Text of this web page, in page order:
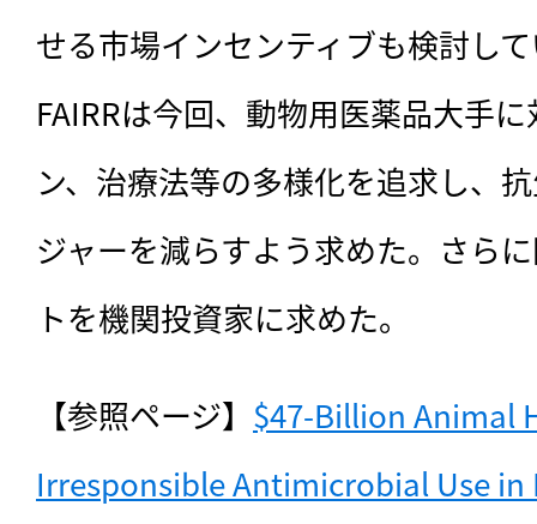
せる市場インセンティブも検討し
FAIRRは今回、動物用医薬品大手
ン、治療法等の多様化を追求し、
ジャーを減らすよう求めた。さら
トを機関投資家に求めた。
【参照ページ】 $47-Billion Animal
Irresponsible Antimicrobial Use in